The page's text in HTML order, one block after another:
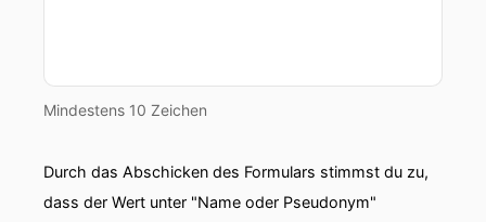
Mindestens 10 Zeichen
Durch das Abschicken des Formulars stimmst du zu,
dass der Wert unter "Name oder Pseudonym"